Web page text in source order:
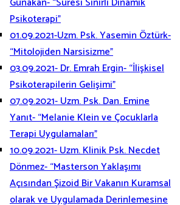
Psikoterapi”
01.09.2021-Uzm. Psk. Yasemin Öztürk-
“Mitolojiden Narsisizme”
03.09.2021- Dr. Emrah Ergin- “İlişkisel
Psikoterapilerin Gelişimi”
07.09.2021- Uzm. Psk. Dan. Emine
Yanıt- “Melanie Klein ve Çocuklarla
Terapi Uygulamaları”
10.09.2021- Uzm. Klinik Psk. Necdet
Dönmez- “Masterson Yaklaşımı
Açısından Şizoid Bir Vakanın Kuramsal
olarak ve Uygulamada Derinlemesine